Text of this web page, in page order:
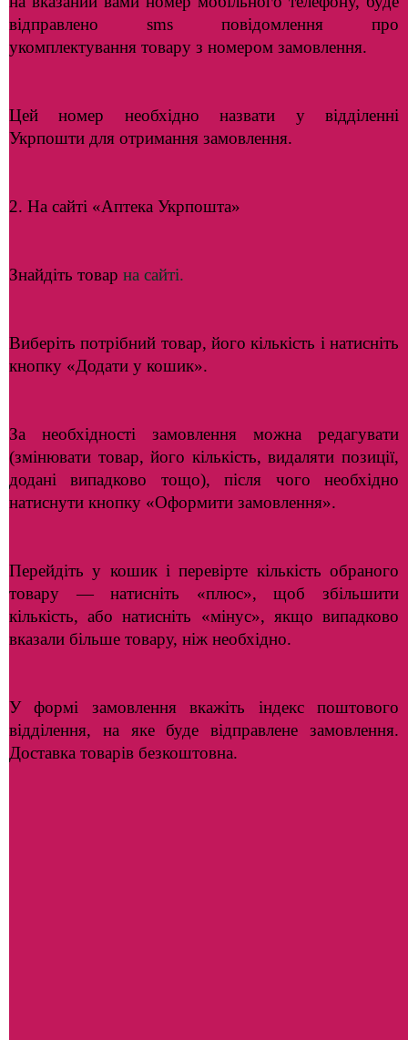
відправлено sms повідомлення про
укомплектування товару з номером замовлення.
Цей номер необхідно назвати у відділенні
Укрпошти для отримання замовлення.
2. На сайті «Аптека Укрпошта»
Знайдіть товар на сайті.
Виберіть потрібний товар, його кількість і натисніть
кнопку «Додати у кошик».
За необхідності замовлення можна редагувати
(змінювати товар, його кількість, видаляти позиції,
додані випадково тощо), після чого необхідно
натиснути кнопку «Оформити замовлення».
Перейдіть у кошик і перевірте кількість обраного
товару — натисніть «плюс», щоб збільшити
кількість, або натисніть «мінус», якщо випадково
вказали більше товару, ніж необхідно.
У формі замовлення вкажіть індекс поштового
відділення, на яке буде відправлене замовлення.
Доставка товарів безкоштовна.